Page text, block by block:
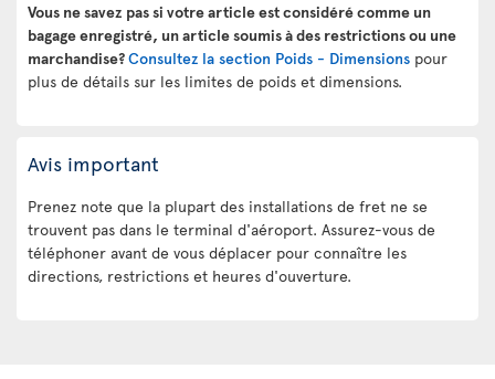
Vous ne savez pas si votre article est considéré comme un
bagage enregistré, un article soumis à des restrictions ou une
marchandise?Consultez la section Poids - Dimensions pour
plus de détails sur les limites de poids et dimensions.
Avis important
Prenez note que la plupart des installations de fret ne se
trouvent pas dans le terminal d'aéroport. Assurez-vous de
téléphoner avant de vous déplacer pour connaître les
directions, restrictions et heures d'ouverture.